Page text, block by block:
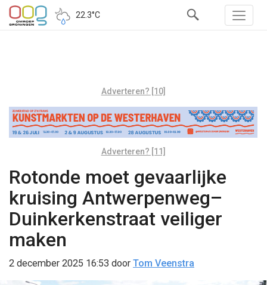
22.3°C
Adverteren? [10]
Adverteren? [11]
Rotonde moet gevaarlijke
kruising Antwerpenweg–
Duinkerkenstraat veiliger
maken
2 december 2025 16:53 door Tom Veenstra